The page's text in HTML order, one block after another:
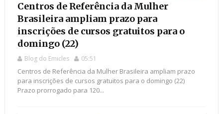
Centros de Referência da Mulher
Brasileira ampliam prazo para
inscrições de cursos gratuitos para o
domingo (22)
Blog do Emicles 05:51
Centros de Referência da Mulher Brasileira ampliam prazo
para inscrições de cursos gratuitos para o domingo (22)
Prazo prorrogado para 120...